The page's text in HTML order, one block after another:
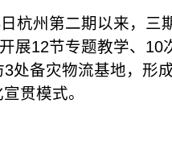
杭州第二期以来，三
展12节专题教学、10
处备灾物流基地，形
贯模式。